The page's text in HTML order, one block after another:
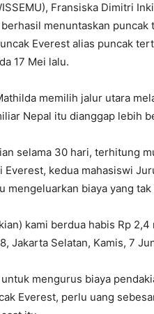
Fransiska Dimitri
menuntaskan puncak
Everest alias puncak
17 Mei lalu.
memilih jalur utara
Nepal itu dianggap lebih
selama 30 hari, terhitung
kedua mahasiswi
mengeluarkan biaya yang
kami berdua habis Rp 2,4
Jakarta Selatan, Kamis, 7
mengurus biaya
Everest, perlu uang